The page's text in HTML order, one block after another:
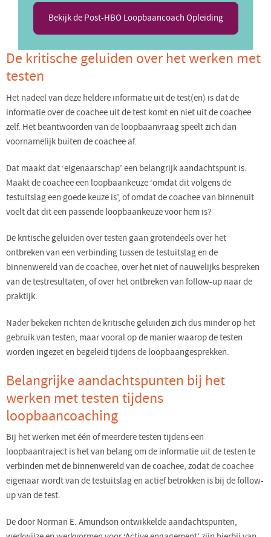
Bekijk de Post-HBO Loopbaancoach Opleiding
De kritische geluiden over het werken met
testen
Het nadeel van deze heldere informatie uit de test(en) is dat de
informatie over de coachee uit de test komt en niet uit de coachee
zelf. Het beantwoorden van de loopbaanvraag speelt zich dan
voornamelijk buiten de coachee af.
Dat maakt dat ‘eigenaarschap’ een belangrijk aandachtspunt is.
Maakt de coachee een loopbaankeuze ‘omdat dit volgens de
testuitslag een goede keuze is’, of omdat de coachee van binnenuit
voelt dat dit een passende loopbaankeuze voor hem is?
De kritische geluiden over testen gaan grotendeels over het
ontbreken van een verbinding tussen de testuitslag en de
binnenwereld van de coachee, over het niet of nauwelijks bespreken
van de testresultaten, of over het ontbreken van follow-up naar de
praktijk.
Nader bekeken richten de kritische geluiden zich dus minder op het
gebruik van testen, maar vooral op de manier waarop de testen
worden ingezet en begeleid tijdens de loopbaangesprekken.
Belangrijke aandachtspunten bij het
werken met testen tijdens
loopbaancoaching
Bij het werken met één of meerdere testen tijdens een
loopbaantraject is het van belang om de informatie uit de testen te
verbinden met de binnenwereld van de coachee, zodat de coachee
eigenaar wordt van de testuitslag en actief betrokken is bij de follow-
up van de test.
De door Norman E. Amundson ontwikkelde aandachtspunten,